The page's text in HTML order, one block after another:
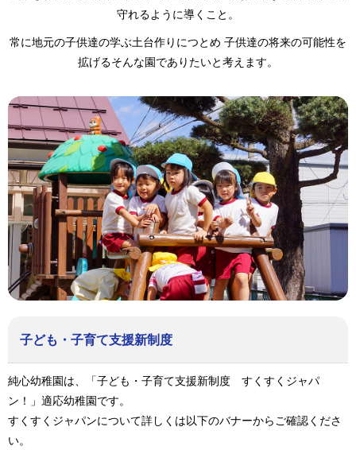
守れるように導くこと。
常に地元の子供達の学ぶ土台作りにつとめ 子供達の将来の可能性を
拡げるそんな園でありたいと考えます。
子ども・子育て支援新制度
純心幼稚園は、「子ども・子育て支援新制度 すくすくジャパ
ン！」適応幼稚園です。
すくすくジャパンについて詳しくは以下のバナーからご確認くださ
い。